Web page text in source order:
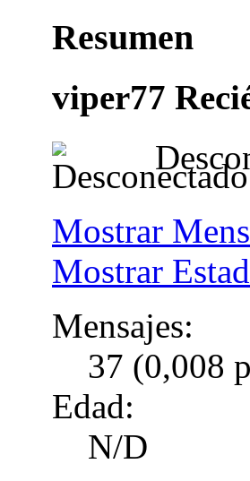
Resumen
viper77
Mostrar
Mostrar
Mensajes:
37 (0,008
Edad:
N/D